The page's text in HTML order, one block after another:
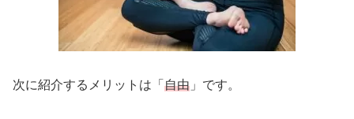
次に紹介するメリットは「 自由 」です。